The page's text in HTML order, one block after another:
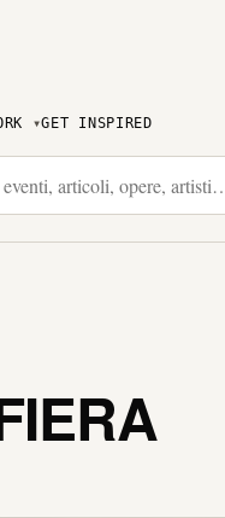
GET INSPIRED